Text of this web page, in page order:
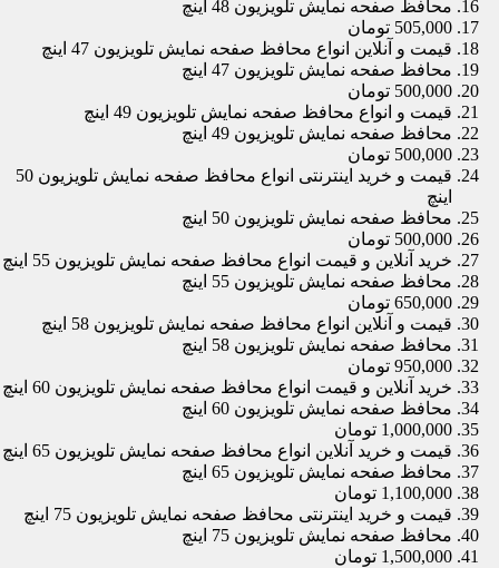
محافظ صفحه نمایش تلویزیون 48 اینچ
505,000 تومان
قیمت و آنلاین انواع محافظ صفحه نمایش تلویزیون 47 اینچ
محافظ صفحه نمایش تلویزیون 47 اینچ
500,000 تومان
قیمت و انواع محافظ صفحه نمایش تلویزیون 49 اینچ
محافظ صفحه نمایش تلویزیون 49 اینچ
500,000 تومان
قیمت و خرید اینترنتی انواع محافظ صفحه نمایش تلویزیون 50
اینچ
محافظ صفحه نمایش تلویزیون 50 اینچ
500,000 تومان
خرید آنلاین و قیمت انواع محافظ صفحه نمایش تلویزیون 55 اینچ
محافظ صفحه نمایش تلویزیون 55 اینچ
650,000 تومان
قیمت و آنلاین انواع محافظ صفحه نمایش تلویزیون 58 اینچ
محافظ صفحه نمایش تلویزیون 58 اینچ
950,000 تومان
خرید آنلاین و قیمت انواع محافظ صفحه نمایش تلویزیون 60 اینچ
محافظ صفحه نمایش تلویزیون 60 اینچ
1,000,000 تومان
قیمت و خرید آنلاین انواع محافظ صفحه نمایش تلویزیون 65 اینچ
محافظ صفحه نمایش تلویزیون 65 اینچ
1,100,000 تومان
قیمت و خرید اینترنتی محافظ صفحه نمایش تلویزیون 75 اینچ
محافظ صفحه نمایش تلویزیون 75 اینچ
1,500,000 تومان